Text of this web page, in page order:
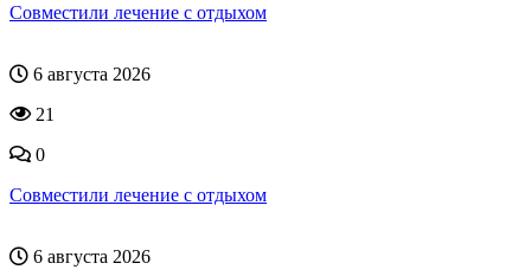
Совместили лечение с отдыхом
6 августа 2026
21
0
Совместили лечение с отдыхом
6 августа 2026